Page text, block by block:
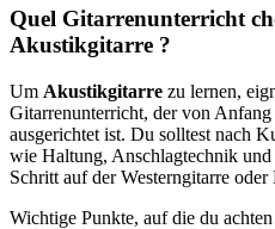
Quel Gitarrenunterricht
Akustikgitarre ?
Um Akustikgitarre zu lernen,
Gitarrenunterricht, der von
ausgerichtet ist. Du solltest nach
wie Haltung, Anschlagtechnik
Schritt auf der Westerngitarre
Wichtige Punkte, auf die du